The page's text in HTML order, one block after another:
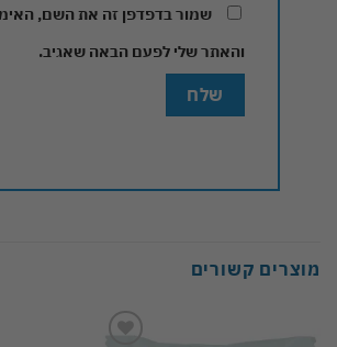
שמור בדפדפן זה את השם,
והאתר שלי לפעם הבאה שאגיב.
מוצרים קשורים